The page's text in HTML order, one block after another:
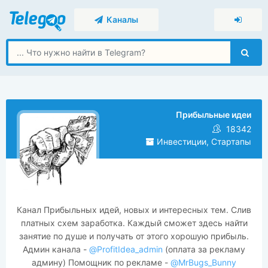
Каналы
Прибыльные идеи
18342
Инвестиции, Стартапы
Канал Прибыльных идей, новых и интересных тем. Слив
платных схем заработка. Каждый сможет здесь найти
занятие по душе и получать от этого хорошую прибыль.
Админ канала - @ProfitIdea_admin (оплата за рекламу
админу) Помощник по рекламе - @MrBugs_Bunny